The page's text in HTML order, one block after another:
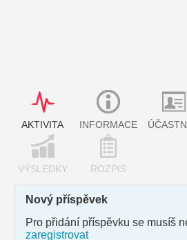
AKTIVITA INFORMACE
VÝSLEDKY ROZPIS
Nový příspěvek
Pro přidání příspěvku se musíš
zaregistrovat